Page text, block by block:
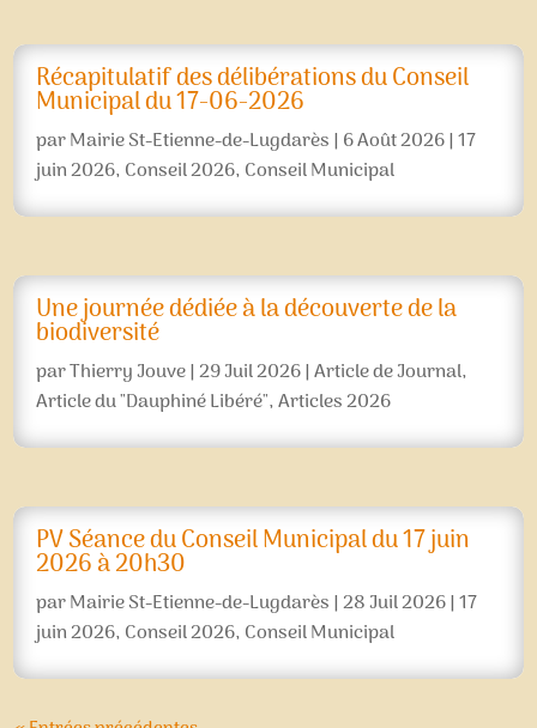
Récapitulatif des délibérations du Conseil
Municipal du 17-06-2026
parMairie St-Etienne-de-Lugdarès| 6 Août 2026|17
juin 2026, Conseil 2026, Conseil Municipal
Une journée dédiée à la découverte de la
biodiversité
parThierry Jouve|29 Juil 2026|Article de Journal,
Article du "Dauphiné Libéré",Articles 2026
PV Séance du Conseil Municipal du 17 juin
2026 à 20h30
parMairie St-Etienne-de-Lugdarès|28 Juil 2026|17
juin 2026, Conseil 2026, Conseil Municipal